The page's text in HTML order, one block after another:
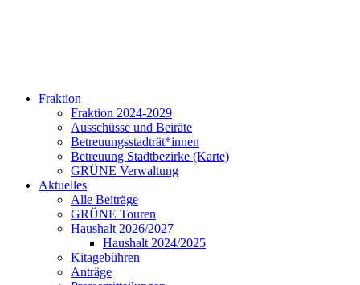
Fraktion
Fraktion 2024-2029
Ausschüsse und Beiräte
Betreuungsstadträt*innen
Betreuung Stadtbezirke (Karte)
GRÜNE Verwaltung
Aktuelles
Alle Beiträge
GRÜNE Touren
Haushalt 2026/2027
Haushalt 2024/2025
Kitagebühren
Anträge